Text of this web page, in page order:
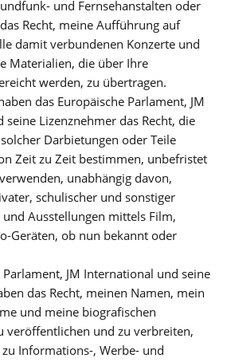
und Fernsehanstalten oder
Recht, meine Aufführung auf
damit verbundenen Konzerte und
Materialien, die über Ihre
werden, zu übertragen.
das Europäische Parlament, JM
Lizenznehmer das Recht, die
Darbietungen oder Teile
Zeit zu Zeit bestimmen, unbefristet
unabhängig davon,
schulischer und sonstiger
und Ausstellungen mittels Film,
Geräten, ob nun bekannt oder
Parlament, JM International und seine
das Recht, meinen Namen, mein
und meine biografischen
veröffentlichen und zu verbreiten,
Informations-, Werbe- und